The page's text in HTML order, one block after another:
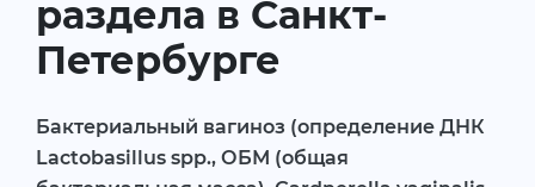
раздела в Санкт-
Петербурге
Бактериальный вагиноз (определение ДНК
Lactobasillus spp., ОБМ (общая